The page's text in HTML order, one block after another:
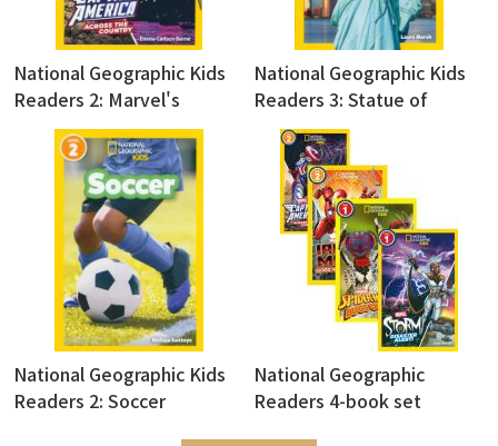
National Geographic Kids
Readers 2: Marvel's
Captain America Across the
Country
National Geographic Kids
Readers 3: Statue of
Liberty
National Geographic Kids
Readers 2: Soccer
National Geographic
Readers 4-book set